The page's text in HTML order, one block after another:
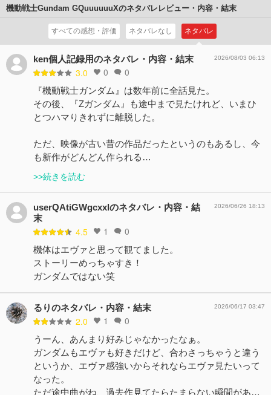
機動戦士Gundam GQuuuuuuXのネタバレレビュー・内容・結末
すべての感想・評価 ネタバレなし ネタバレ
ken個人記録用のネタバレ・内容・結末
3.0 0 0
2026/08/03 06:13
『機動戦士ガンダム』は数年前に全話見た。
その後、『Zガンダム』も途中まで見たけれど、いまひ
とつハマりきれずに離脱した。
ただ、映像が古い昔の作品だったというのもあるし、今
も新作がどんどん作られる…
>>続きを読む
userQAtiGWgcxxlのネタバレ・内容・結
末
4.5 1 0
2026/06/26 18:13
機体はエヴァと思って観てました。
ストーリーめっちゃすき！
ガンダムではない笑
るりのネタバレ・内容・結末
2.0 1 0
2026/06/17 03:47
うーん、あんまり好みじゃなかったなぁ。
ガンダムもエヴァも好きだけど、合わさっちゃうと違う
というか、エヴァ感強いからそれならエヴァ見たいって
なった。
ただ途中曲がね、過去作見てたらたまらない瞬間があ…